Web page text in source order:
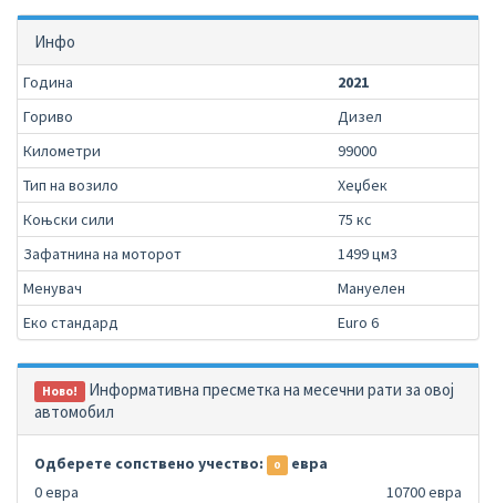
Инфо
Година
2021
Гориво
Дизел
Километри
99000
Тип на возило
Хеџбек
Коњски сили
75 кс
Зафатнина на моторот
1499 цм3
Менувач
Мануелен
Еко стандард
Euro 6
Ново! Информативна пресметка на месечни рати за овој
автомобил
Одберете сопствено учество: 0 евра
0 евра
10700 евра